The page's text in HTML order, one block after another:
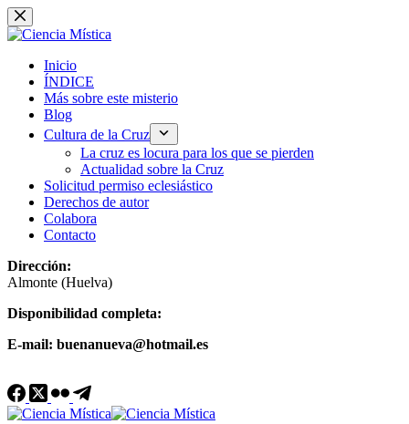
Saltar
al
Inicio
ÍNDICE
Más sobre este misterio
Blog
Cultura de la Cruz
La cruz es locura para los que se pierden
Actualidad sobre la Cruz
Solicitud permiso eclesiástico
Derechos de autor
Colabora
Contacto
Dirección:
Almonte (Huelva)
Disponibilidad completa:
E-mail: buenanueva@hotmail.es